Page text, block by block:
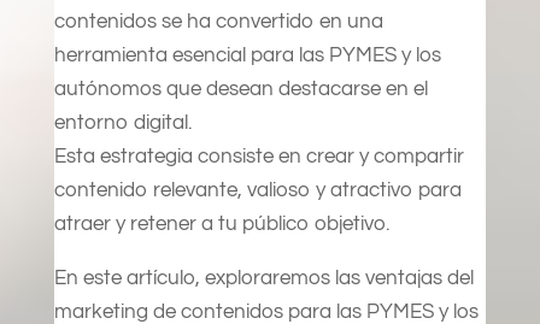
contenidos se ha convertido en una
herramienta esencial para las PYMES y los
autónomos que desean destacarse en el
entorno digital.
Esta estrategia consiste en crear y compartir
contenido relevante, valioso y atractivo para
atraer y retener a tu público objetivo.
En este artículo, exploraremos las ventajas del
marketing de contenidos para las PYMES y los